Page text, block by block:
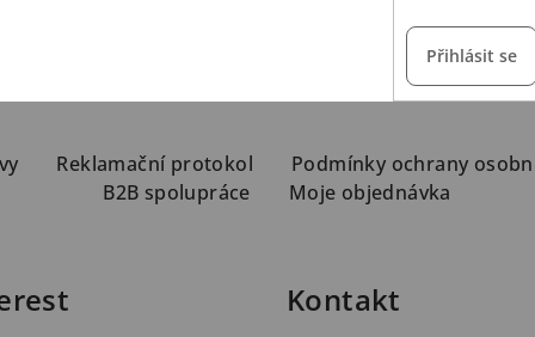
Přihlásit se
Reklamační protokol Podmínky ochrany
B2B spolupráce
Moje objednávka
Kontakt